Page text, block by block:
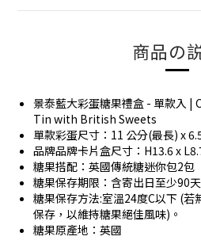
商品の
景泰藍大彩蛋糖果禮盒 - 單款入
Tin with British Sweets
單款彩蛋尺寸：11 公分(最長) x
品牌品牌卡片盒尺寸：H13.6 x
糖果搭配：英國傳統糖迷你包2包
糖果保存期限：含寄出日至少90天
糖果保存方法:室溫24度C以下 (
保存，以維持糖果絕佳風味)。
糖果原產地：英國